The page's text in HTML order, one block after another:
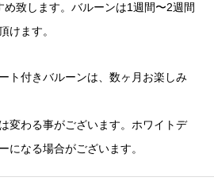
致します。バルーンは1週間〜2週間
けます。
ト付きバルーンは、数ヶ月お楽しみ
変わる事がございます。ホワイトデ
になる場合がございます。